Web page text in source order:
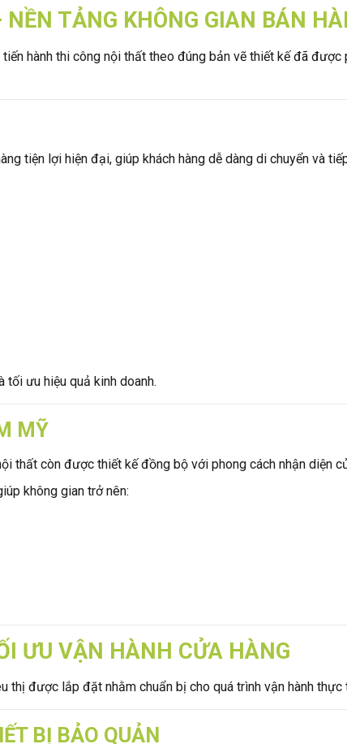
TẢNG KHÔNG GIAN BÁN
hành thi công nội thất theo đúng bản vẽ thiết kế đã
tiện lợi hiện đại, giúp khách hàng dễ dàng di chuyển và
tối ưu hiệu quả kinh doanh.
MỸ
thất còn được thiết kế đồng bộ với phong cách nhận diện
không gian trở nên:
ƯU VẬN HÀNH CỬA HÀNG
thị được lắp đặt nhằm chuẩn bị cho quá trình vận hành thực
BỊ BẢO QUẢN